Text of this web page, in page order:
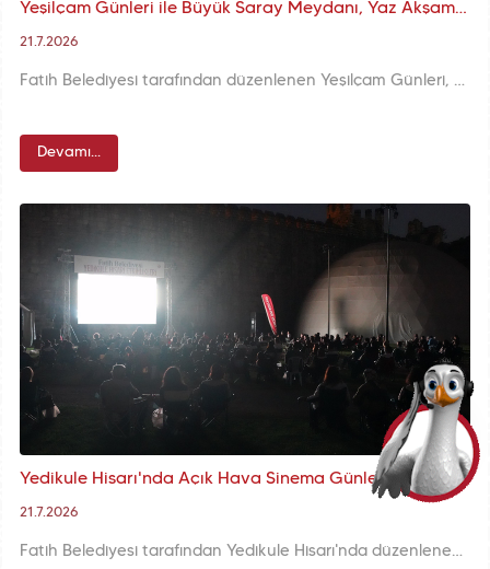
Yeşilçam Günleri ile Büyük Saray Meydanı, Yaz Akşamlarının Nostalji Dolu Açık Hava Sineması Buluşma Noktasına Dönüşüyor
21.7.2026
Fatih Belediyesi tarafından düzenlenen Yeşilçam Günleri, Topkapı Kaleiçi Meydanımızın ardından Büyük Saray Meydanı’nda sinemaseverleri açık hava sinemasının nostaljik atmosferinde buluşturmaya devam ediyor.
Devamı...
Yedikule Hisarı'nda Açık Hava Sinema Günleri Devam Ediyor
21.7.2026
Fatih Belediyesi tarafından Yedikule Hisarı'nda düzenlenen Açık Hava Sinema Günleri, tarihî atmosferde sinemaseverleri buluşturmaya devam ediyor.